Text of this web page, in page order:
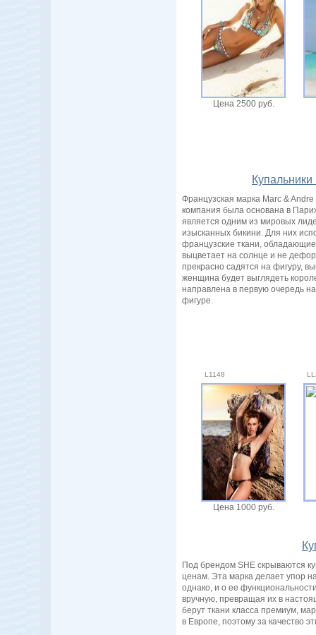
Цена 2500 руб.
Французская марка Marc &
компания была основана в
является одним из мировых
изысканных бикини. Для них
французские ткани,
выцветает на солнце и не
прекрасно садятся на фигуру,
женщина будет выглядеть
направлена в первую очередь
фигуре.
L1148
Цена 1000 руб.
Под брендом SHE скрываются
ценам. Эта марка делает упор
однако, и о ее
вручную, превращая их в
берут ткани класса премиум,
в Европе, поэтому за качество